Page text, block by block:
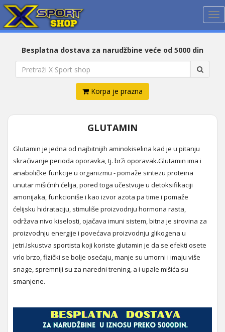
Besplatna dostava za narudžbine veće od 5000 din
Korpa je prazna
GLUTAMIN
Glutamin je jedna od najbitnijih aminokiselina kad je u pitanju
skraćivanje perioda oporavka, tj. brži oporavak.Glutamin ima i
anaboličke funkcije u organizmu - pomaže sintezu proteina
unutar mišićnih ćelija, pored toga učestvuje u detoksifikaciji
amonijaka, funkcioniše i kao izvor azota pa time i pomaže
ćelijsku hidrataciju, stimuliše proizvodnju hormona rasta,
održava nivo kiselosti, ojačava imuni sistem, bitna je sirovina za
proizvodnju energije i povećava proizvodnju glikogena u
jetri.Iskustva sportista koji koriste glutamin je da se efekti osete
vrlo brzo, fizički se bolje osećaju, manje su umorni i imaju više
snage, spremniji su za naredni trening, a i upale mišića su
smanjene.